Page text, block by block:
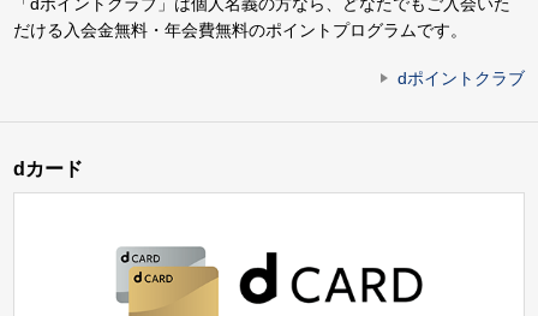
だける入会金無料・年会費無料のポイントプログラムです。
dポイントクラブ
dカード